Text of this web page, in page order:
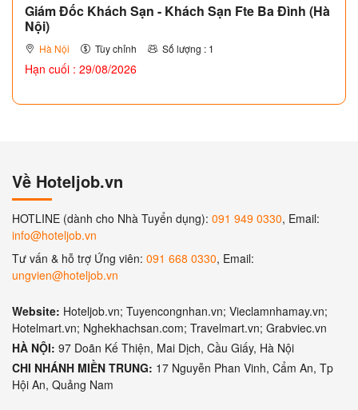
Giám Đốc Khách Sạn - Khách Sạn Fte Ba Đình (Hà
Nội)
Hà Nội Tùy chỉnh Số lượng : 1
Hạn cuối : 29/08/2026
Về Hoteljob.vn
HOTLINE (dành cho Nhà Tuyển dụng): 091 949 0330, Email:
info@hoteljob.vn
Tư vấn & hỗ trợ Ứng viên: 091 668 0330, Email:
ungvien@hoteljob.vn
Website: Hoteljob.vn; Tuyencongnhan.vn; Vieclamnhamay.vn;
Hotelmart.vn; Nghekhachsan.com; Travelmart.vn; Grabviec.vn
HÀ NỘI: 97 Doãn Kế Thiện, Mai Dịch, Cầu Giấy, Hà Nội
CHI NHÁNH MIỀN TRUNG: 17 Nguyễn Phan Vinh, Cẩm An, Tp
Hội An, Quảng Nam